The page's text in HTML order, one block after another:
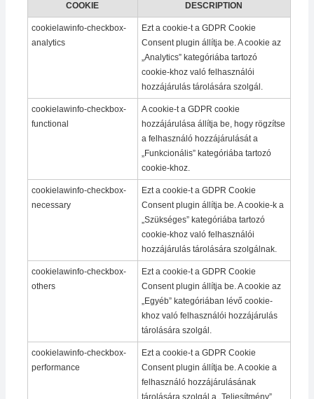
COOKIE DESCRIPTION
cookielawinfo-checkbox-
analytics
Ezt a cookie-t a GDPR Cookie
Consent plugin állítja be. A cookie az
„Analytics” kategóriába tartozó
cookie-khoz való felhasználói
hozzájárulás tárolására szolgál.
cookielawinfo-checkbox-
functional
A cookie-t a GDPR cookie
hozzájárulása állítja be, hogy rögzítse
a felhasználó hozzájárulását a
„Funkcionális” kategóriába tartozó
cookie-khoz.
cookielawinfo-checkbox-
necessary
Ezt a cookie-t a GDPR Cookie
Consent plugin állítja be. A cookie-k a
„Szükséges” kategóriába tartozó
cookie-khoz való felhasználói
hozzájárulás tárolására szolgálnak.
cookielawinfo-checkbox-
others
Ezt a cookie-t a GDPR Cookie
Consent plugin állítja be. A cookie az
„Egyéb” kategóriában lévő cookie-
khoz való felhasználói hozzájárulás
tárolására szolgál.
cookielawinfo-checkbox-
performance
Ezt a cookie-t a GDPR Cookie
Consent plugin állítja be. A cookie a
felhasználó hozzájárulásának